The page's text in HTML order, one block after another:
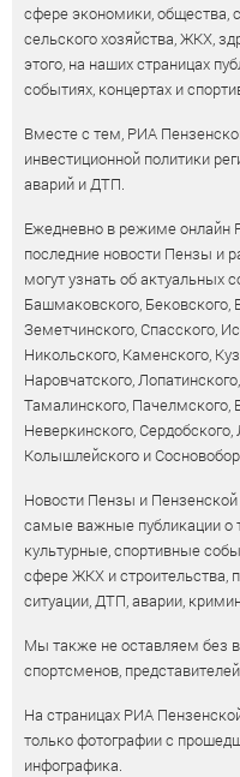
сфере экономики, общества,
сельского хозяйства, ЖКХ,
этого, на наших страницах
событиях, концертах и
Вместе с тем, РИА
инвестиционной политики
аварий и ДТП.
Ежедневно в режиме онлайн
последние новости Пензы и
могут узнать об актуальных
Башмаковского, Бековского,
Земетчинского, Спасского,
Никольского, Каменского,
Наровчатского,
Тамалинского, Пачелмского,
Неверкинского,
Колышлейского и
Новости Пензы и
самые важные публикации о
культурные, спортивные
сфере ЖКХ и строительства,
ситуации, ДТП, аварии,
Мы также не оставляем без
спортсменов,
На страницах РИА
только фотографии с
инфографика.